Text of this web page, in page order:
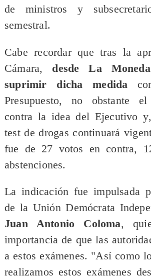
de ministros y
semestral.
Cabe recordar que tras la
Cámara, desde La
suprimir dicha medida
Presupuesto, no obstante
contra la idea del Ejecutivo
test de drogas continuará
fue de 27 votos en contra,
abstenciones.
​La indicación fue impulsada
de la Unión Demócrata
Juan Antonio Coloma,
importancia de que las
a estos exámenes. "Así como
realizamos estos exámenes